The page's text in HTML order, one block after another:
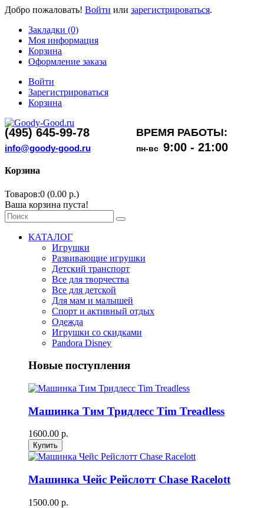
Добро пожаловать! Войти или зарегистрироваться.
Закладки (0)
Моя информация
Корзина
Оформление заказа
Войти
Зарегистрироваться
Корзина
(495) 645-99-78 ВРЕМЯ РАБОТЫ:
info@goody-good.ru пн-вс 9:00 - 21:00
Корзина
Товаров:0 (0.00 р.)
Ваша корзина пуста!
КАТАЛОГ
Игрушки
Развивающие игрушки
Детский транспорт
Все для творчества
Все для детской
Для мам и малышей
Спорт и активный отдых
Одежда
Игрушки со скидками
Pandora Disney
Новые поступления
Машинка Тим Тридлесс Tim Treadless
1600.00 р.
Машинка Чейс Рейслотт Chase Racelott
1500.00 р.